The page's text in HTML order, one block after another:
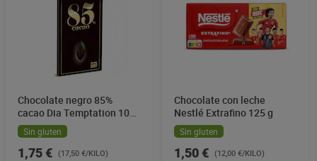
Chocolate negro 85%
cacao Dia Temptation 100
gSin gluten
1,75 € (17,50 €/KILO)
Chocolate con leche
Nestlé Extrafino 125 g
Sin gluten
1,50 € (12,00 €/KILO)